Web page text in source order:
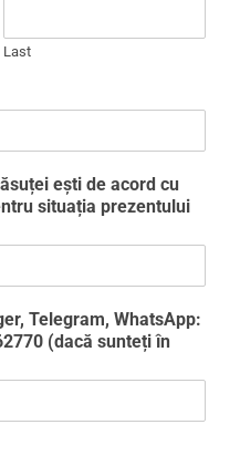
Last
ești de acord cu
situația prezentului
Telegram, WhatsApp:
(dacă sunteți în